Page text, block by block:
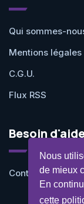
Nous
de mieux
En
cette
Qui sommes-
Mentions légales
C.G.U.
Flux RSS
Besoin
Contactez-nous